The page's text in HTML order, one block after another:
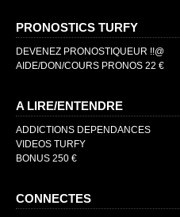
PRONOSTICS TURFY
DEVENEZ PRONOSTIQUEUR !!@
AIDE/DON/COURS PRONOS 22 €
A LIRE/ENTENDRE
ADDICTIONS DEPENDANCES
VIDEOS TURFY
BONUS 250 €
CONNECTES